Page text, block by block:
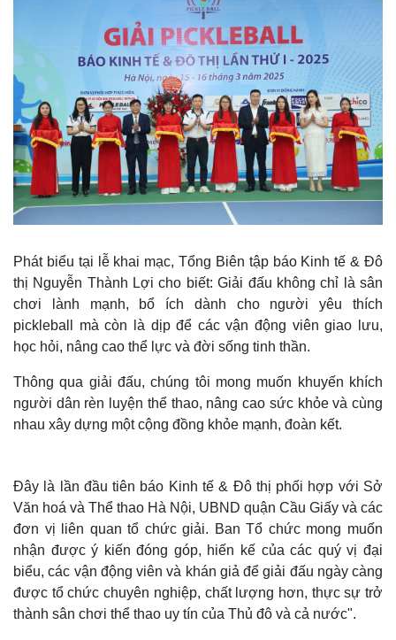
Phát biểu tại lễ khai mạc, Tổng Biên tập báo Kinh tế & Đô
thị Nguyễn Thành Lợi cho biết: Giải đấu không chỉ là sân
chơi lành mạnh, bổ ích dành cho người yêu thích
pickleball mà còn là dịp để các vận động viên giao lưu,
học hỏi, nâng cao thể lực và đời sống tinh thần.
Thông qua giải đấu, chúng tôi mong muốn khuyến khích
người dân rèn luyện thể thao, nâng cao sức khỏe và cùng
nhau xây dựng một cộng đồng khỏe mạnh, đoàn kết.
Đây là lần đầu tiên báo Kinh tế & Đô thị phối hợp với Sở
Văn hoá và Thể thao Hà Nội, UBND quận Cầu Giấy và các
đơn vị liên quan tổ chức giải. Ban Tổ chức mong muốn
nhận được ý kiến đóng góp, hiến kế của các quý vị đại
biểu, các vận động viên và khán giả để giải đấu ngày càng
được tổ chức chuyên nghiệp, chất lượng hơn, thực sự trở
thành sân chơi thể thao uy tín của Thủ đô và cả nước".